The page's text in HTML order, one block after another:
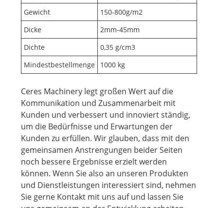
Gewicht
150-800g/m2
Dicke
2mm-45mm
Dichte
0,35 g/cm3
Mindestbestellmenge
1000 kg
Ceres Machinery legt großen Wert auf die
Kommunikation und Zusammenarbeit mit
Kunden und verbessert und innoviert ständig,
um die Bedürfnisse und Erwartungen der
Kunden zu erfüllen. Wir glauben, dass mit den
gemeinsamen Anstrengungen beider Seiten
noch bessere Ergebnisse erzielt werden
können. Wenn Sie also an unseren Produkten
und Dienstleistungen interessiert sind, nehmen
Sie gerne Kontakt mit uns auf und lassen Sie